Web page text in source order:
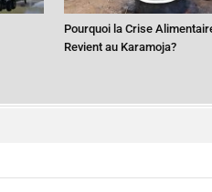
Pourquoi la Crise
Revient au Karamoja?